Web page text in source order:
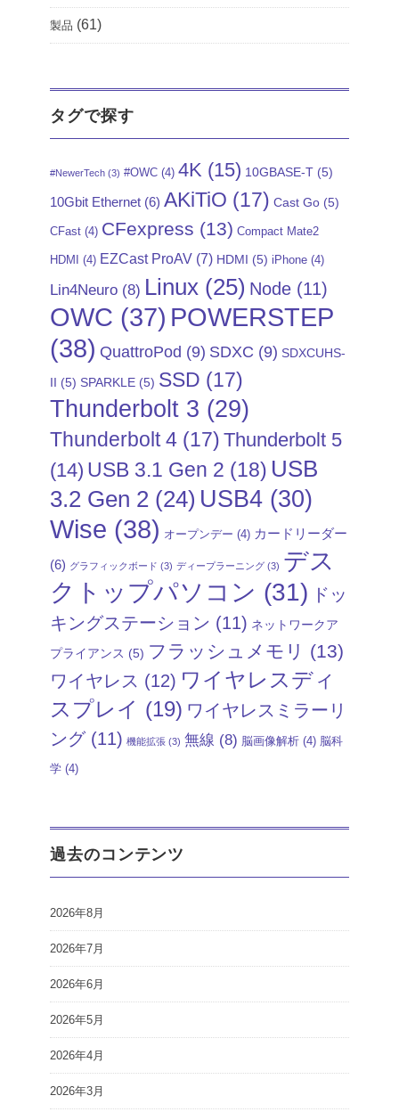
製品 (61)
タグで探す
#NewerTech (3) #OWC (4) 4K (15) 10GBASE-T (5)
10Gbit Ethernet (6) AKiTiO (17) Cast Go (5)
CFast (4) CFexpress (13) Compact Mate2
HDMI (4) EZCast ProAV (7) HDMI (5) iPhone (4)
Lin4Neuro (8) Linux (25) Node (11)
OWC (37) POWERSTEP
(38) QuattroPod (9) SDXC (9) SDXCUHS-
II (5) SPARKLE (5) SSD (17)
Thunderbolt 3 (29)
Thunderbolt 4 (17) Thunderbolt 5
(14) USB 3.1 Gen 2 (18) USB
3.2 Gen 2 (24) USB4 (30)
Wise (38) オープンデー (4) カードリーダー
(6) グラフィックボード (3) ディープラーニング (3) デス
クトップパソコン (31) ドッ
キングステーション (11) ネットワークア
プライアンス (5) フラッシュメモリ (13)
ワイヤレス (12) ワイヤレスディ
スプレイ (19) ワイヤレスミラーリ
ング(11) 機能拡張 (3) 無線 (8) 脳画像解析 (4) 脳科
学 (4)
過去のコンテンツ
2026年8月
2026年7月
2026年6月
2026年5月
2026年4月
2026年3月